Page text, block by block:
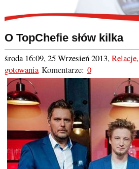
O TopChefie słów kilka
środa 16:09, 25 Wrzesień 2013,Relacje,
gotowaniaKomentarze: 0